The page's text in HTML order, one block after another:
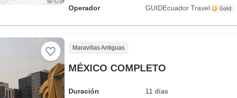
Operador
GUIDEcuador Travel
Maravillas Antiguas
MÉXICO COMPLETO
Duración
11 días